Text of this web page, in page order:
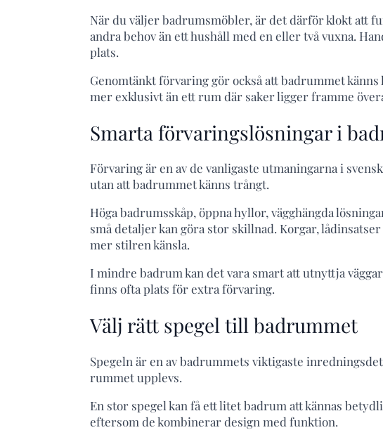
När du väljer badrumsmöbler, är det därför klokt att
andra behov än ett hushåll med en eller två vuxna.
plats.
Genomtänkt förvaring gör också att badrummet
mer exklusivt än ett rum där saker ligger framme
Smarta förvaringslösningar i
Förvaring är en av de vanligaste utmaningarna i
utan att badrummet känns trångt.
Höga badrumsskåp, öppna hyllor, vägghängda
små detaljer kan göra stor skillnad. Korgar,
mer stilren känsla.
I mindre badrum kan det vara smart att utnyttja
finns ofta plats för extra förvaring.
Välj rätt spegel till badrummet
Spegeln är en av badrummets viktigaste
rummet upplevs.
En stor spegel kan få ett litet badrum att kännas
eftersom de kombinerar design med funktion.